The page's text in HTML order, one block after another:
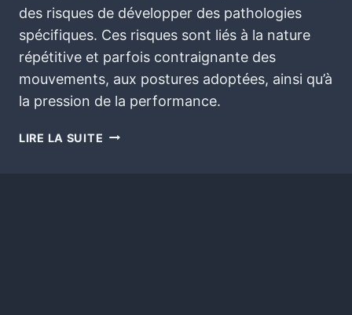
des risques de développer des pathologies
spécifiques. Ces risques sont liés à la nature
répétitive et parfois contraignante des
mouvements, aux postures adoptées, ainsi qu’à
la pression de la performance.
LIRE LA SUITE